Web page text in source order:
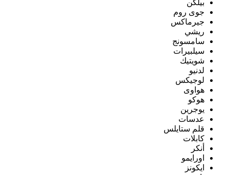
بيلكن
جوى روم
جيرماكس
ريشي
سامسونج
سيلبيرات
شويتيك
لدنيو
لوجيكس
هواوى
هوكو
يوجرين
عدسات
قلم ستايلس
كابلات
أنكر
اورايمو
ايكونز